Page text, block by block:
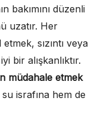
bakımını düzenli
uzatır. Her
sızıntı veya
bir alışkanlıktır.
müdahale etmek
israfına hem de